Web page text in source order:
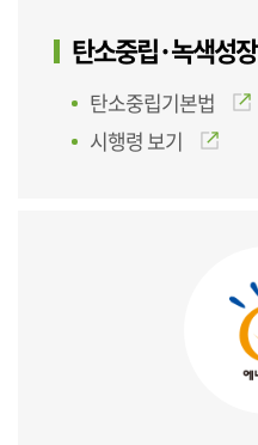
탄소중립·녹색성장
탄소중립기본법
시행령 보기